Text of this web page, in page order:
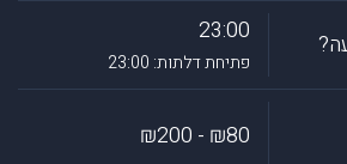
23:00
פתיחת דלתות: 23:00
₪80 - ₪200